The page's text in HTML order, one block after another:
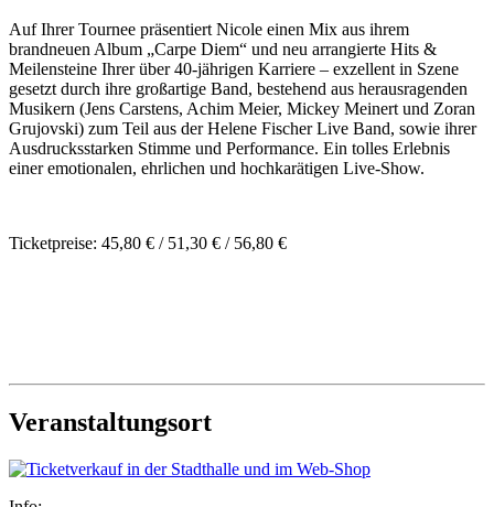
Auf Ihrer Tournee präsentiert Nicole einen Mix aus ihrem
brandneuen Album „Carpe Diem“ und neu arrangierte Hits &
Meilensteine Ihrer über 40-jährigen Karriere – exzellent in Szene
gesetzt durch ihre großartige Band, bestehend aus herausragenden
Musikern (Jens Carstens, Achim Meier, Mickey Meinert und Zoran
Grujovski) zum Teil aus der Helene Fischer Live Band, sowie ihrer
Ausdrucksstarken Stimme und Performance. Ein tolles Erlebnis
einer emotionalen, ehrlichen und hochkarätigen Live-Show.
Ticketpreise: 45,80 € / 51,30 € / 56,80 €
Veranstaltungsort